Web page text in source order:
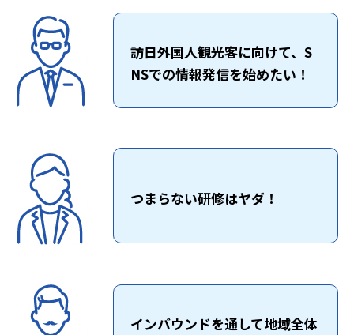
訪日外国人観光客に向けて、S
NSでの情報発信を始めたい！
つまらない研修はヤダ！
インバウンドを通して地域全体